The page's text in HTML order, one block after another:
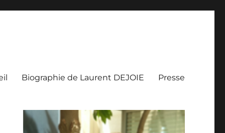
Biographie de Laurent DEJOIE Presse